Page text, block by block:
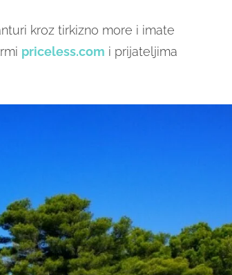
kroz tirkizno more i imate
priceless.com i prijateljima